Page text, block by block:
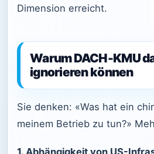
Dimension erreicht.
Warum DACH-KMU
ignorieren können
Sie denken: «Was hat ein
meinem Betrieb zu tun?»
1. Abhängigkeit von US-